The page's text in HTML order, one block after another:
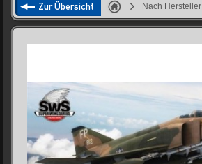
Zur Übersicht Nach Hersteller